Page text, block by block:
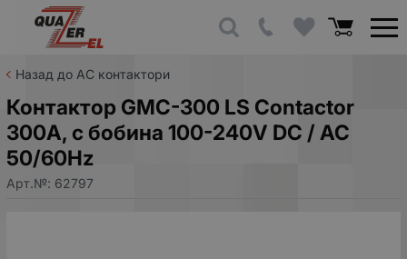
Назад до AC контактори
Контактор GMC-300 LS Contactor
300A, с бобина 100-240V DC / AC
50/60Hz
Арт.№: 62797